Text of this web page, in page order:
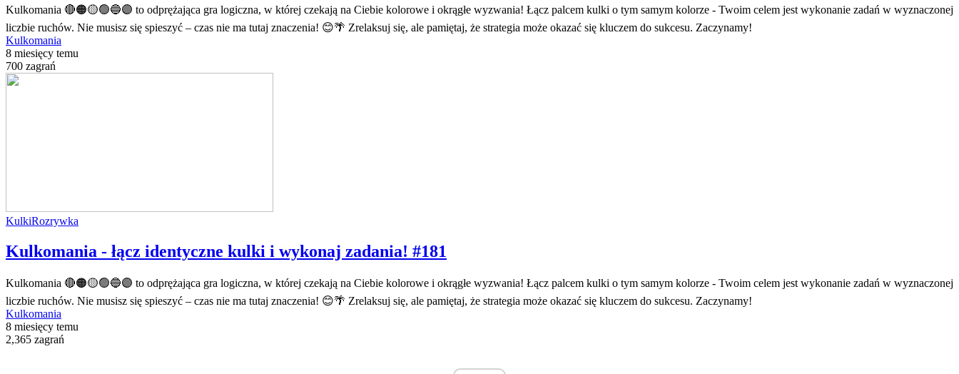
Kulkomania 🔴🟠🟡🟢🔵🟣 to odprężająca gra logiczna, w której czekają na Ciebie kolorowe i okrągłe wyzwania! Łącz palcem kulki o tym samym kolorze - Twoim celem jest wykonanie zadań w wyznaczonej
liczbie ruchów. Nie musisz się spieszyć – czas nie ma tutaj znaczenia! 😊🌴 Zrelaksuj się, ale pamiętaj, że strategia może okazać się kluczem do sukcesu. Zaczynamy!
Kulkomania
8 miesięcy temu
700 zagrań
KulkiRozrywka
Kulkomania - łącz identyczne kulki i wykonaj zadania! #181
Kulkomania 🔴🟠🟡🟢🔵🟣 to odprężająca gra logiczna, w której czekają na Ciebie kolorowe i okrągłe wyzwania! Łącz palcem kulki o tym samym kolorze - Twoim celem jest wykonanie zadań w wyznaczonej
liczbie ruchów. Nie musisz się spieszyć – czas nie ma tutaj znaczenia! 😊🌴 Zrelaksuj się, ale pamiętaj, że strategia może okazać się kluczem do sukcesu. Zaczynamy!
Kulkomania
8 miesięcy temu
2,365 zagrań